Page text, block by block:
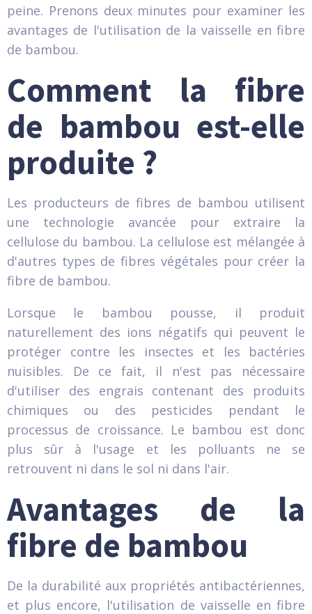
peine. Prenons deux minutes pour examiner les
avantages de l'utilisation de la vaisselle en fibre
de bambou.
Comment la fibre
de bambou est-elle
produite ?
Les producteurs de fibres de bambou utilisent
une technologie avancée pour extraire la
cellulose du bambou. La cellulose est mélangée à
d'autres types de fibres végétales pour créer la
fibre de bambou.
Lorsque le bambou pousse, il produit
naturellement des ions négatifs qui peuvent le
protéger contre les insectes et les bactéries
nuisibles. De ce fait, il n'est pas nécessaire
d'utiliser des engrais contenant des produits
chimiques ou des pesticides pendant le
processus de croissance. Le bambou est donc
plus sûr à l'usage et les polluants ne se
retrouvent ni dans le sol ni dans l'air.
Avantages de la
fibre de bambou
De la durabilité aux propriétés antibactériennes,
et plus encore, l'utilisation de vaisselle en fibre